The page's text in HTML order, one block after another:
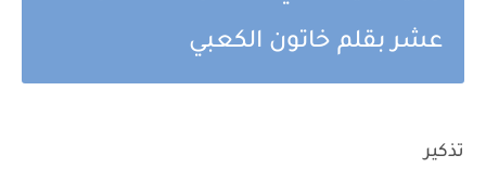
عشر بقلم خاتون الكعبي
تذكير